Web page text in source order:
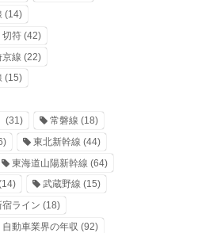
(14)
切符(42)
京線 (22)
(15)
(31) 常磐線 (18)
東北新幹線 (44)
東海道山陽新幹線 (64)
武蔵野線 (15)
ライン (18)
自動車業界の年収 (92)